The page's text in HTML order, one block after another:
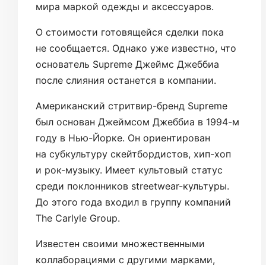
мира маркой одежды и аксессуаров.
О стоимости готовящейся сделки пока
не сообщается. Однако уже известно, что
основатель Supreme Джеймс Джеббиа
после слияния останется в компании.
Американский стритвир-бренд Supreme
был основан Джеймсом Джеббиа в 1994-м
году в Нью-Йорке. Он ориентирован
на субкультуру скейтбордистов, хип-хоп
и рок-музыку. Имеет культовый статус
среди поклонников streetwear-культуры.
До этого года входил в группу компаний
The Carlyle Group.
Известен своими множественными
коллаборациями с другими марками,